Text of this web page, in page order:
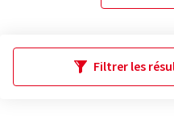
Filtrer les